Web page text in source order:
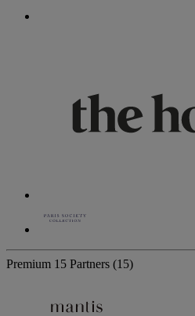
Premium 15 Partners (15)